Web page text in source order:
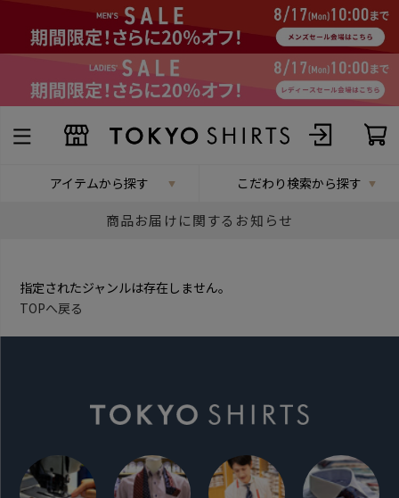
アイテムから探す こだわり検索から探す
商品お届けに関するお知らせ
指定されたジャンルは存在しません。
TOPへ戻る